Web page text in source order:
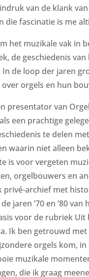
van de klank
fascinatie is me
het muzikale vak in
de geschiedenis
de loop der jaren
orgels en hun
presentator van
een prachtige
te delen
waarin niet alleen
is voor vergeten
orgelbouwers en
privé-archief met
jaren ’70 en ’80 van
voor de rubriek Uit
Ik ben getrouwd
orgels kom, in
muzikale
die ik graag